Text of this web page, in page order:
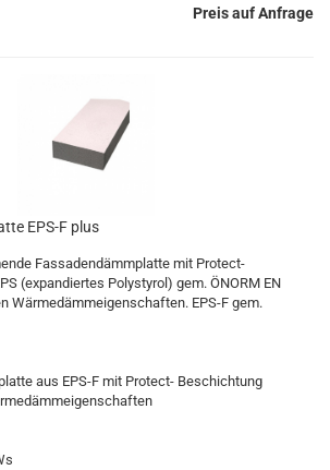
Preis auf Anfrage
EPS-F plus
Fassadendämmplatte mit Protect-
(expandiertes Polystyrol) gem. ÖNORM EN
Wärmedämmeigenschaften. EPS-F gem.
aus EPS-F mit Protect- Beschichtung